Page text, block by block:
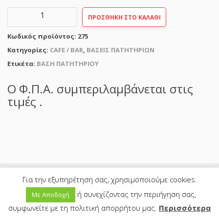
ΒΑΣΗ
ΠΑΤΗΤΗΡΙΟΥ
ΚΑΦΕ
MOTTA
21x14cm
ποσότητα
ΠΡΟΣΘΉΚΗ ΣΤΟ ΚΑΛΆΘΙ
Κωδικός προϊόντος: 275
Κατηγορίες: CAFE / BAR, ΒΑΣΕΙΣ ΠΑΤΗΤΗΡΙΩΝ
Ετικέτα: ΒΑΣΗ ΠΑΤΗΤΗΡΙΟΥ
Ο Φ.Π.Α. συμπεριλαμβάνεται στις
τιμές .
HOME SEARCH
0
CART MY ACCOUNT
Για την εξυπηρέτηση σας, χρησιμοποιούμε cookies.
Με Αποδοχή
ή συνεχίζοντας την περιήγηση σας,
συμφωνείτε με τη πολιτική απορρήτου μας. Περισσότερα